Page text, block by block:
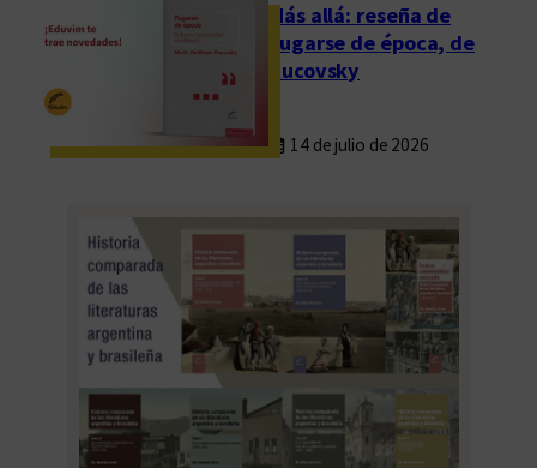
Más allá: reseña de
Fugarse de época, de
Rucovsky
14 de julio de 2026